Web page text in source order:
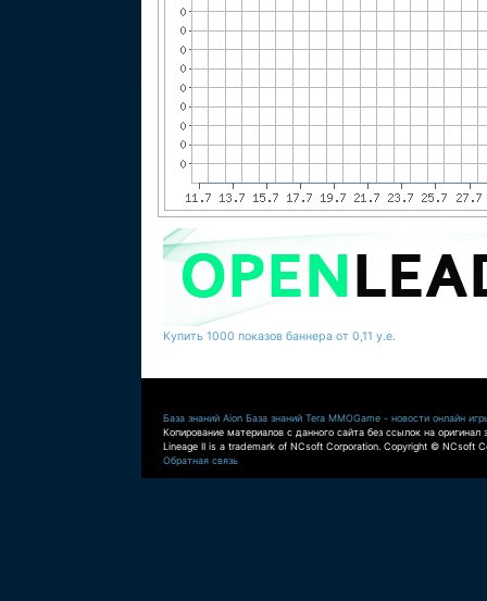
Купить 1000 показов баннера от 0,11 у.е.
База знаний Aion База знаний Tera MMOGame - новости онлайн
Копирование материалов с данного сайта без ссылок на оригинал
Lineage II is a trademark of NCsoft Corporation. Copyright © NCsoft
Обратная связь